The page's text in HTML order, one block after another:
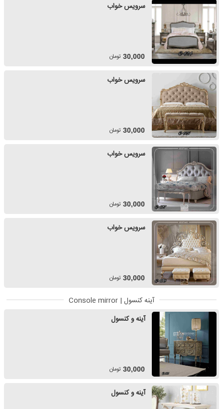
سرویس خواب
30,000 تومان
سرویس خواب
30,000 تومان
سرویس خواب
30,000 تومان
سرویس خواب
30,000 تومان
آینه کنسول | Console mirror
آینه و کنسول
30,000 تومان
آینه و کنسول